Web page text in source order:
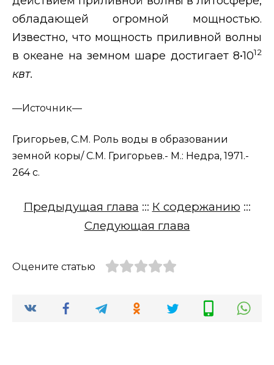
обладающей огромной мощностью.
Известно, что мощность приливной волны
в океане на земном шаре достигает 8•1012
квт.
—Источник—
Григорьев, С.М. Роль воды в образовании
земной коры/ С.М. Григорьев.- М.: Недра, 1971.-
264 с.
Предыдущая глава ::: К содержанию :::
Следующая глава
Оцените статью